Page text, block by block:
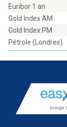
Euribor 1 an
Gold Index AM
Gold Index PM
Pétrole (Londres)